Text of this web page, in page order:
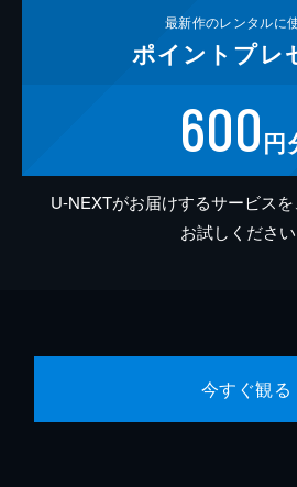
最新作のレンタルに
ポイント プレ
600円
U-NEXTがお届けするサービス
お試しください
今すぐ観る